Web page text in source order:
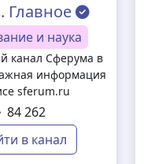
Главное
и наука
канал Сферума в
информация
sferum.ru
84 262
в канал